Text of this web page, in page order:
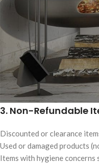
Wrong product delivered
Wrong size or color (if
Damaged or manufacturing
2. Conditions
Items must be unused,
Tags, packaging, and
Request must be made within
3. Non-Refundable
Discounted or clearance
Used or damaged products
Items with hygiene concerns